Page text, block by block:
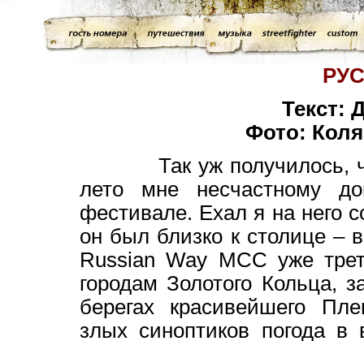
Текст:
Фото:
Так уж получилось, что
лето мне несчастному
фестивале. Ехал я на него
он был близко к столице –
Russian Way MCC уже
городам Золотого Кольца,
берегах красивейшего
злых синоптиков погода